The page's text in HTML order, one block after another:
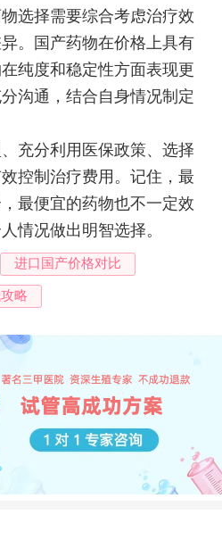
选择需要综合考虑治疗效
。国产药物在价格上具有
纯度和稳定性方面表现更
沟通，结合自身情况制定
充分利用医保政策、选择
控制治疗费用。记住，最
最便宜的药物也不一定效
情况做出明智选择。
进口国产价格对比
略